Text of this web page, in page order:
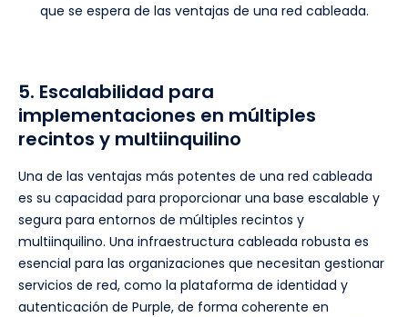
que se espera de las ventajas de una red cableada.
5. Escalabilidad para
implementaciones en múltiples
recintos y multiinquilino
Una de las ventajas más potentes de una red cableada
es su capacidad para proporcionar una base escalable y
segura para entornos de múltiples recintos y
multiinquilino. Una infraestructura cableada robusta es
esencial para las organizaciones que necesitan gestionar
servicios de red, como la plataforma de identidad y
autenticación de Purple, de forma coherente en